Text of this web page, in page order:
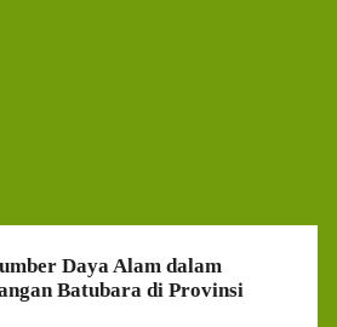
Daya Alam dalam
Batubara di Provinsi